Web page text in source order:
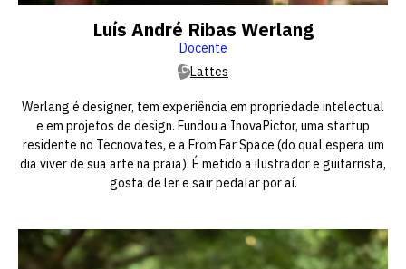
Luís André Ribas Werlang
Docente
Lattes
Werlang é designer, tem experiência em propriedade intelectual
e em projetos de design. Fundou a InovaPictor, uma startup
residente no Tecnovates, e a From Far Space (do qual espera um
dia viver de sua arte na praia). É metido a ilustrador e guitarrista,
gosta de ler e sair pedalar por aí.